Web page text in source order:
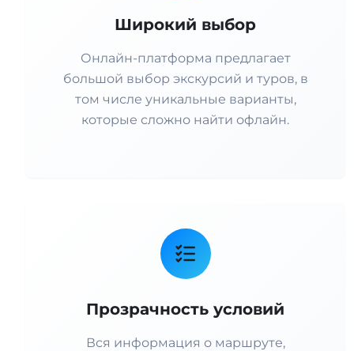
Широкий выбор
Онлайн-платформа предлагает
большой выбор экскурсий и туров, в
том числе уникальные варианты,
которые сложно найти офлайн.
Прозрачность условий
Вся информация о маршруте,